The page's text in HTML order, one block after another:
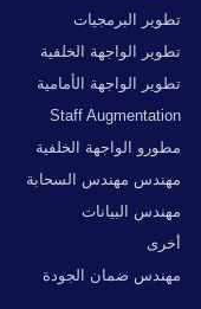
تطوير البرمجيات
تطوير الواجهة الخلفية
تطوير الواجهة الأمامية
Staff Augmentation
مطورو الواجهة الخلفية
مهندس مهندس السحابة
مهندس البيانات
أخرى
مهندس ضمان الجودة